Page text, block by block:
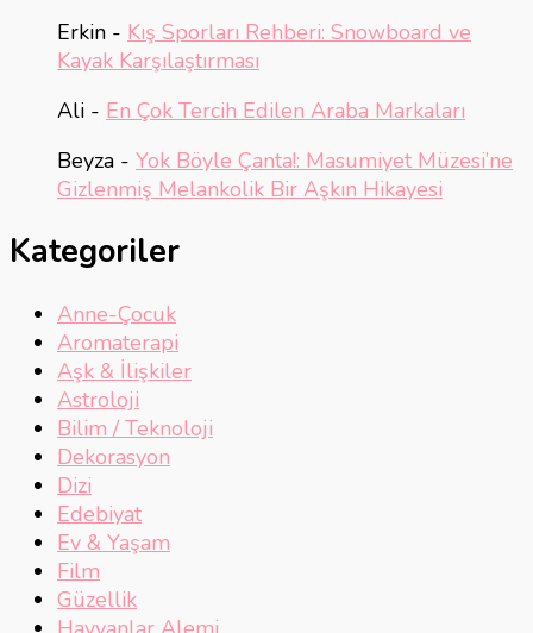
Erkin - Kış Sporları Rehberi: Snowboard ve
Kayak Karşılaştırması
Ali - En Çok Tercih Edilen Araba Markaları
Beyza - Yok Böyle Çanta!: Masumiyet Müzesi’ne
Gizlenmiş Melankolik Bir Aşkın Hikayesi
Kategoriler
Anne-Çocuk
Aromaterapi
Aşk & İlişkiler
Astroloji
Bilim / Teknoloji
Dekorasyon
Dizi
Edebiyat
Ev & Yaşam
Film
Güzellik